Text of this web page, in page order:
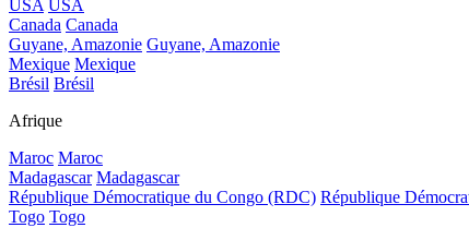
USA USA
Canada Canada
Guyane, Amazonie Guyane, Amazonie
Mexique Mexique
Brésil Brésil
Afrique
Maroc Maroc
Madagascar Madagascar
République Démocratique du Congo (RDC) République
Togo Togo